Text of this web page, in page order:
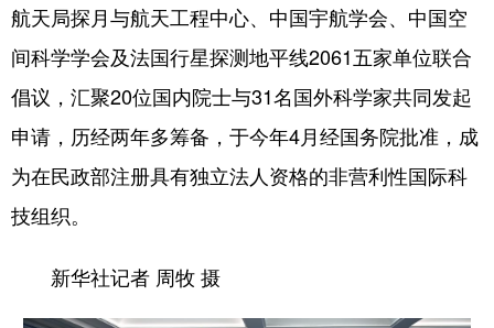
航天局探月与航天工程中心、中国宇航学会、中国空
间科学学会及法国行星探测地平线2061五家单位联合
倡议，汇聚20位国内院士与31名国外科学家共同发起
申请，历经两年多筹备，于今年4月经国务院批准，成
为在民政部注册具有独立法人资格的非营利性国际科
技组织。
新华社记者 周牧 摄